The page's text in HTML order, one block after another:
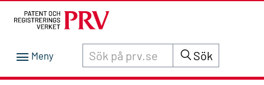
Sök innehåll på siten prv.se Sök